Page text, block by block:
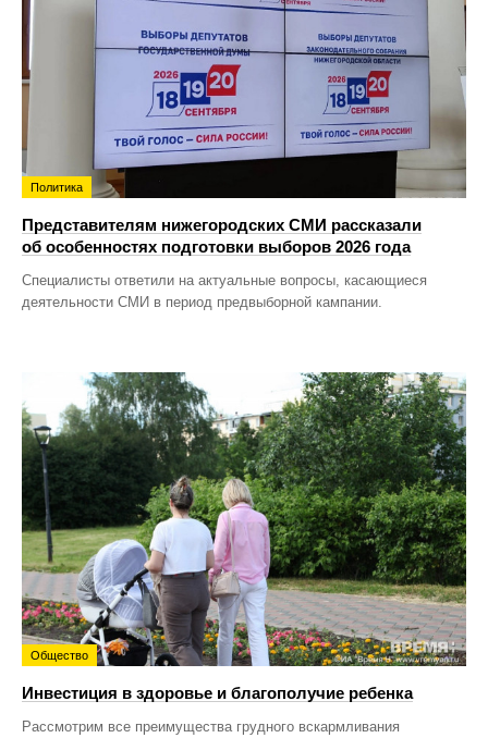
Политика
Представителям нижегородских СМИ рассказали
об особенностях подготовки выборов 2026 года
Специалисты ответили на актуальные вопросы, касающиеся
деятельности СМИ в период предвыборной кампании.
Общество
Инвестиция в здоровье и благополучие ребенка
Рассмотрим все преимущества грудного вскармливания